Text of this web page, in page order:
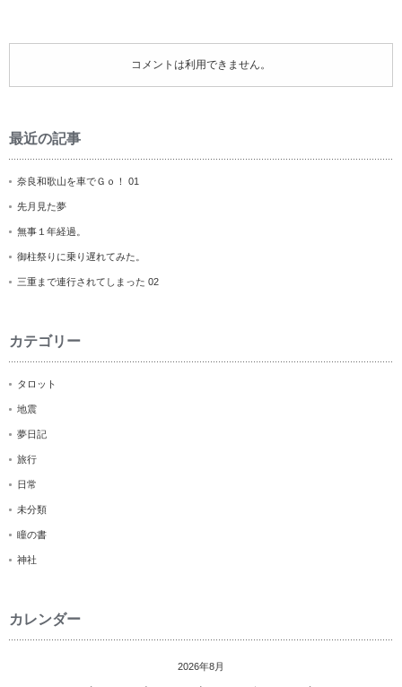
コメントは利用できません。
最近の記事
奈良和歌山を車でＧｏ！ 01
先月見た夢
無事１年経過。
御柱祭りに乗り遅れてみた。
三重まで連行されてしまった 02
カテゴリー
タロット
地震
夢日記
旅行
日常
未分類
瞳の書
神社
カレンダー
2026年8月